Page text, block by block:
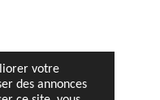
votre
des annonces